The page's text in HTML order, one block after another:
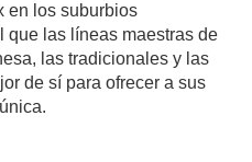
en los suburbios
que las líneas maestras de
las tradicionales y las
de sí para ofrecer a sus
author/redaccion/